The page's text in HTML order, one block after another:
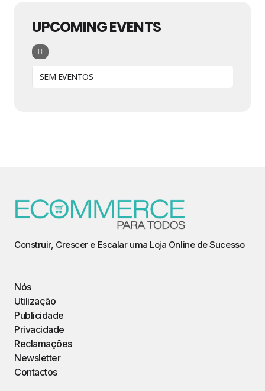
UPCOMING EVENTS
SEM EVENTOS
Construir, Crescer e Escalar uma Loja Online de Sucesso
Nós
Utilização
Publicidade
Privacidade
Reclamações
Newsletter
Contactos